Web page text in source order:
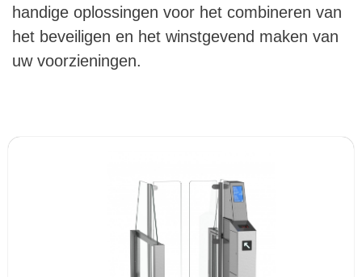
handige oplossingen voor het combineren van
het beveiligen en het winstgevend maken van
uw voorzieningen.